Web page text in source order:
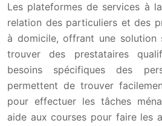
Les plateformes de services à
relation des particuliers et des
à domicile, offrant une solution
trouver des prestataires
besoins spécifiques des
permettent de trouver
pour effectuer les tâches
aide aux courses pour faire les